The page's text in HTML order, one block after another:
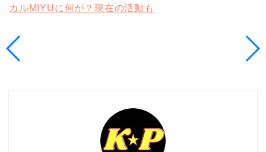
カルMIYUに何が？現在の活動も
検索